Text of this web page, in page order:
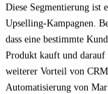
Diese Segmentierung ist
Upselling-Kampagnen.
dass eine bestimmte
Produkt kauft und darauf
weiterer Vorteil von
Automatisierung von